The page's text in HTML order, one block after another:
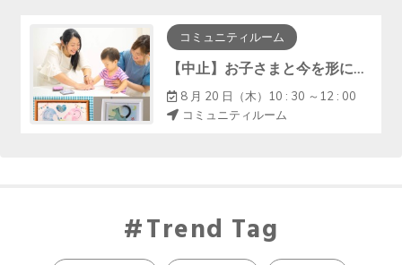
コミュニティルーム
【中止】お子さまと今を形に『手形アート・ﾌｧｰｽﾄｶｯﾄｱｰﾄ』
8 月 20 日（木）10 : 30 ～12 : 00
コミュニティルーム
Trend Tag